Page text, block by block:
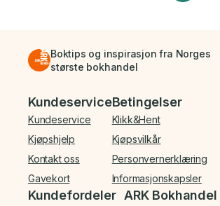
Boktips og inspirasjon fra Norges
største bokhandel
Bunnmeny
Kundeservice
Kundeservice
Kjøpshjelp
Kontakt oss
Gavekort
Betingelser
Klikk&Hent
Kjøpsvilkår
Personvernerklæring
Informasjonskapsler
Kundefordeler ARK Bokhandel